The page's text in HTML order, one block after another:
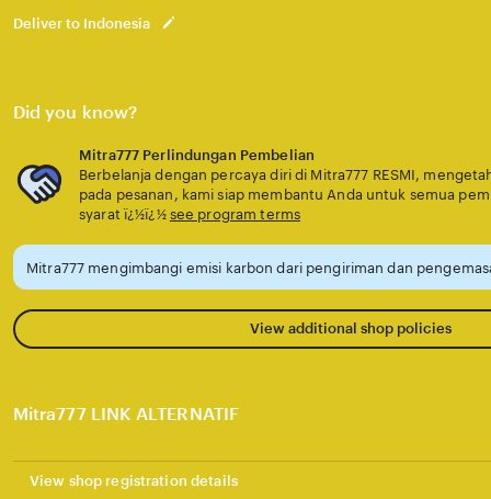
Deliver to Indonesia
Did you know?
Mitra777 Perlindungan Pembelian
Berbelanja dengan percaya diri di Mitra777 RESMI,
pada pesanan, kami siap membantu Anda untuk semua
syarat ï¿½ï¿½ see program terms
Mitra777 mengimbangi emisi karbon dari pengiriman dan
View additional shop policies
Mitra777 LINK ALTERNATIF
View shop registration details